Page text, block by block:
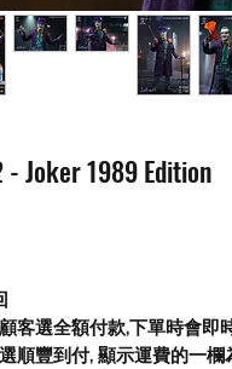
- Joker 1989 Edition
客選全額付款,下單時會即
順豐到付, 顯示運費的一欄